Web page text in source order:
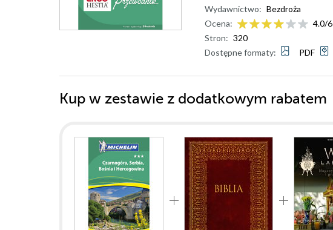
Wydawnictwo: Bezdroża
Ocena:
4.0/6
Stron: 320
Dostępne formaty:
PDF
Kup w zestawie z dodatkowym rabatem